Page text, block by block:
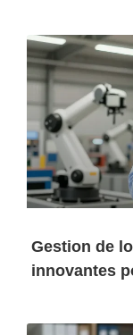
Gestion de
innovantes